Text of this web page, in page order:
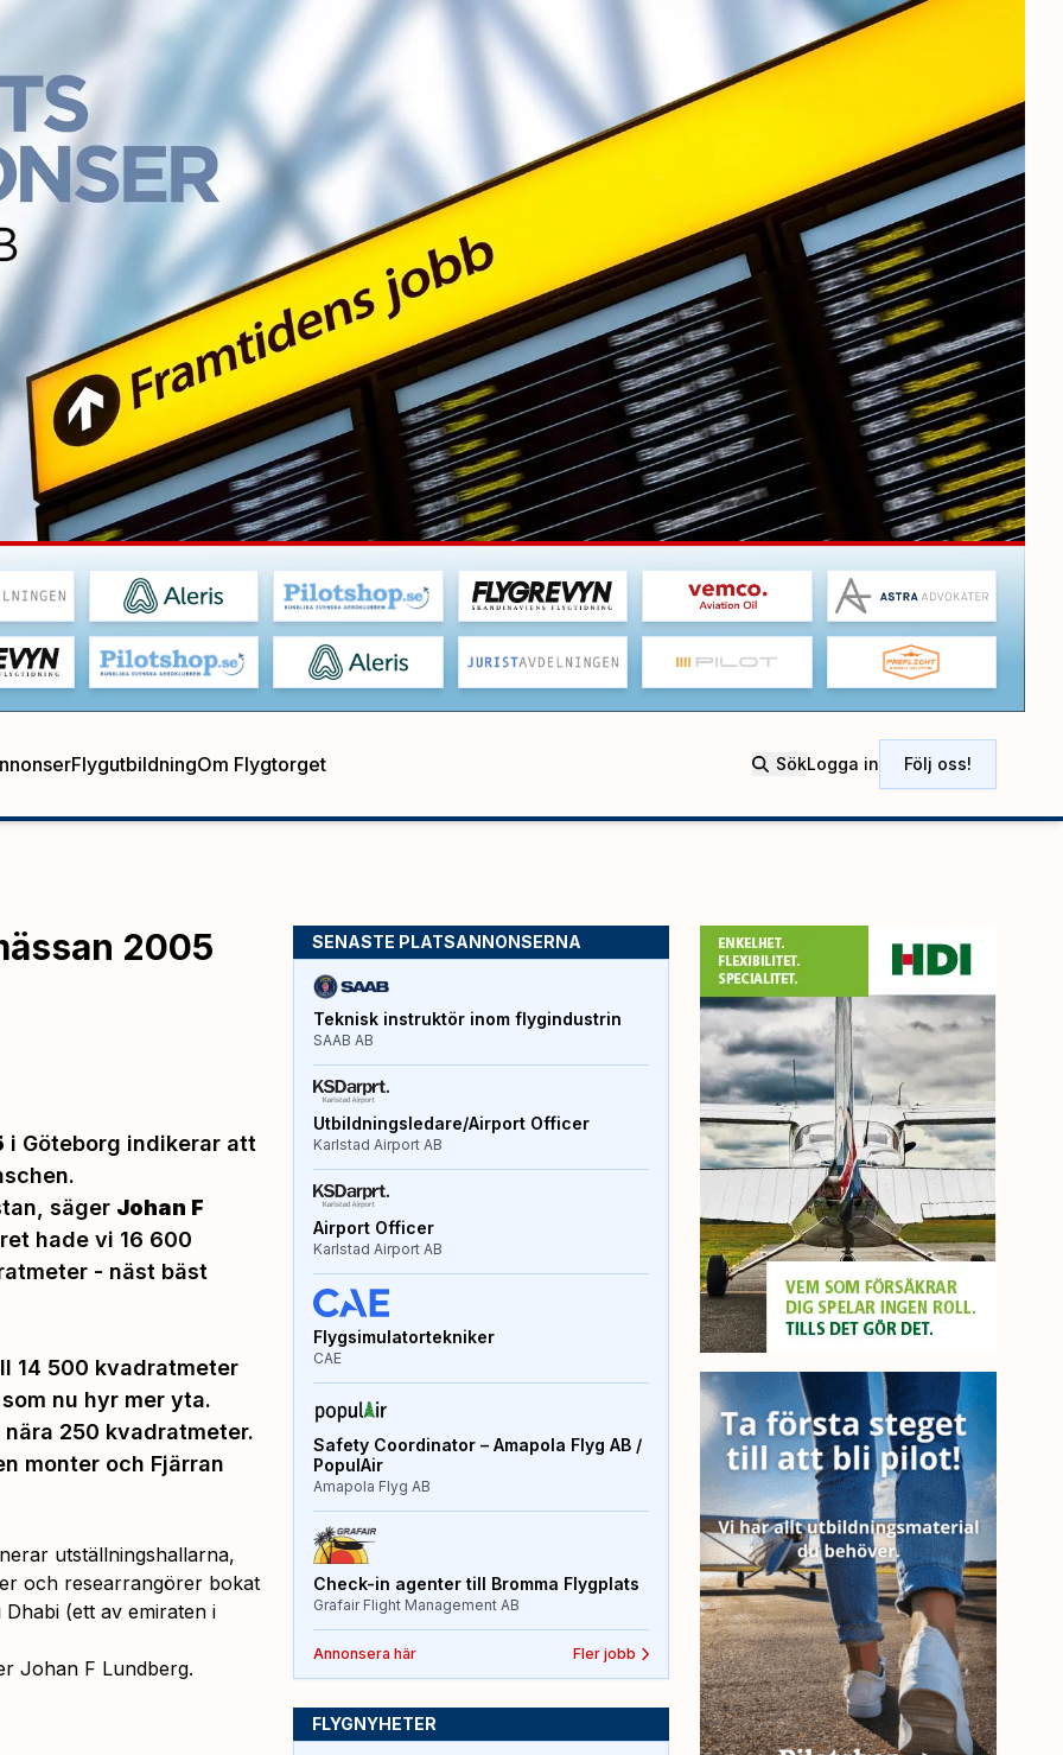
FlygutbildningOm Flygtorget SökLogga in Följ oss!
2005
i Göteborg indikerar att
säger Johan F
hade vi 16 600
- näst bäst
14 500 kvadratmeter
nu hyr mer yta.
250 kvadratmeter.
monter och Fjärran
utställningshallarna,
och researrangörer bokat
(ett av emiraten i
Johan F Lundberg.
SENASTE PLATSANNONSERNA
Teknisk instruktör inom flygindustrin
SAAB AB
Utbildningsledare/Airport Officer
Karlstad Airport AB
Airport Officer
Karlstad Airport AB
Flygsimulatortekniker
CAE
Safety Coordinator – Amapola Flyg AB /
PopulAir
Amapola Flyg AB
Check-in agenter till Bromma Flygplats
Grafair Flight Management AB
Annonsera här Fler jobb
FLYGNYHETER